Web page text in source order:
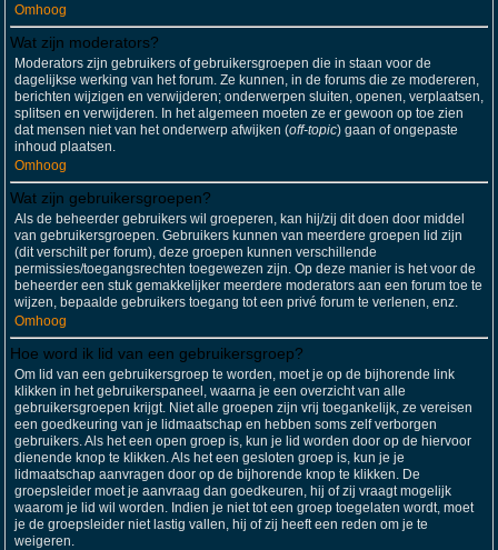
Omhoog
Wat zijn moderators?
Moderators zijn gebruikers of gebruikersgroepen die in staan voor de
dagelijkse werking van het forum. Ze kunnen, in de forums die ze modereren,
berichten wijzigen en verwijderen; onderwerpen sluiten, openen, verplaatsen,
splitsen en verwijderen. In het algemeen moeten ze er gewoon op toe zien
dat mensen niet van het onderwerp afwijken (off-topic) gaan of ongepaste
inhoud plaatsen.
Omhoog
Wat zijn gebruikersgroepen?
Als de beheerder gebruikers wil groeperen, kan hij/zij dit doen door middel
van gebruikersgroepen. Gebruikers kunnen van meerdere groepen lid zijn
(dit verschilt per forum), deze groepen kunnen verschillende
permissies/toegangsrechten toegewezen zijn. Op deze manier is het voor de
beheerder een stuk gemakkelijker meerdere moderators aan een forum toe te
wijzen, bepaalde gebruikers toegang tot een privé forum te verlenen, enz.
Omhoog
Hoe word ik lid van een gebruikersgroep?
Om lid van een gebruikersgroep te worden, moet je op de bijhorende link
klikken in het gebruikerspaneel, waarna je een overzicht van alle
gebruikersgroepen krijgt. Niet alle groepen zijn vrij toegankelijk, ze vereisen
een goedkeuring van je lidmaatschap en hebben soms zelf verborgen
gebruikers. Als het een open groep is, kun je lid worden door op de hiervoor
dienende knop te klikken. Als het een gesloten groep is, kun je je
lidmaatschap aanvragen door op de bijhorende knop te klikken. De
groepsleider moet je aanvraag dan goedkeuren, hij of zij vraagt mogelijk
waarom je lid wil worden. Indien je niet tot een groep toegelaten wordt, moet
je de groepsleider niet lastig vallen, hij of zij heeft een reden om je te
weigeren.